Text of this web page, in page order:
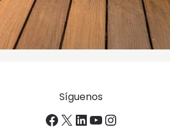
Síguenos
Facebook
X LinkedIn
YouTube
Instagram